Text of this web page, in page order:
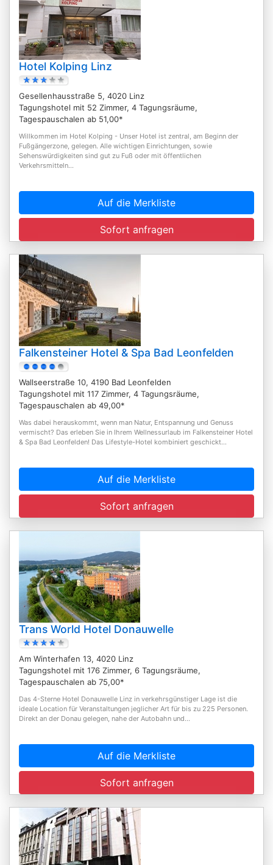
Hotel Kolping Linz
Gesellenhausstraße 5, 4020 Linz
Tagungshotel mit 52 Zimmer, 4 Tagungsräume,
Tagespauschalen ab 51,00*
Willkommen im Hotel Kolping - Unser Hotel ist zentral, am Beginn der
Fußgängerzone, gelegen. Alle wichtigen Einrichtungen, sowie
Sehenswürdigkeiten sind gut zu Fuß oder mit öffentlichen
Verkehrsmitteln...
Auf die Merkliste
Sofort anfragen
Falkensteiner Hotel & Spa Bad Leonfelden
Wallseerstraße 10, 4190 Bad Leonfelden
Tagungshotel mit 117 Zimmer, 4 Tagungsräume,
Tagespauschalen ab 49,00*
Was dabei herauskommt, wenn man Natur, Entspannung und Genuss
vermischt? Das erleben Sie in Ihrem Wellnessurlaub im Falkensteiner Hotel
& Spa Bad Leonfelden! Das Lifestyle-Hotel kombiniert geschickt...
Auf die Merkliste
Sofort anfragen
Trans World Hotel Donauwelle
Am Winterhafen 13, 4020 Linz
Tagungshotel mit 176 Zimmer, 6 Tagungsräume,
Tagespauschalen ab 75,00*
Das 4-Sterne Hotel Donauwelle Linz in verkehrsgünstiger Lage ist die
ideale Location für Veranstaltungen jeglicher Art für bis zu 225 Personen.
Direkt an der Donau gelegen, nahe der Autobahn und...
Auf die Merkliste
Sofort anfragen